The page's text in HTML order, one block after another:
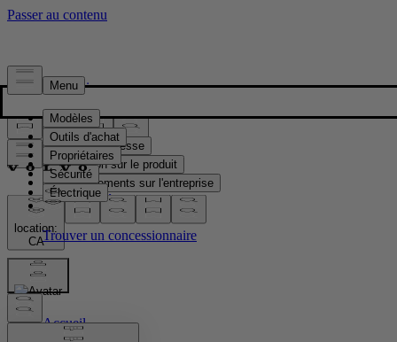
Presse & Médias
Matériel de presse
Information sur le produit
Renseignements sur l'entreprise
Contacts médias
location:
CA
Images
Accueil